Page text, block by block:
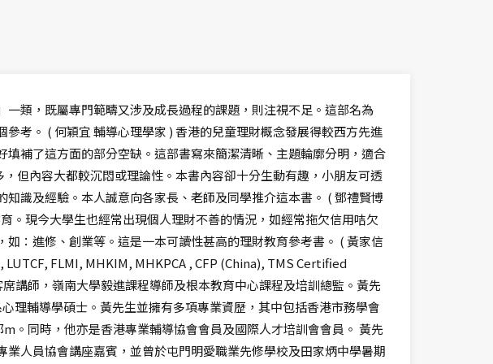
類，既屬專門範疇又涉及成長過程的課題，則注視不足。這部名為
考。 ( 何穎宜 輔導心理學家 ) 香港的兒童理財概念發展得較西方先進
補了這方面的部分空缺。這部書寫來簡潔清晰、主題輪廓分明，適合
但內容大都較沉悶或理論性。本書內容卻十分生動有趣，小朋友可透
識及經驗。本人誠意向各家長、老師及同學推介這本書。 ( 鄧禮賢博
。現今大學生也經常出現個人理財不善的情況，如經常拖欠信用咭欠
：進修、創業等。這是一本可讀性甚高的理財教育參考書。 ( 黃家信
FLMI, MHKIM, MHKPCA , CFP (China), TMS Certified
講師，嶺南大學毅進課程導師及根本教育中心課程及培訓總監。黃先
理輔導學碩士。黃先生並擁有多項專業資歷，其中包括香港市務學會
同時，他亦是香港專業輔導協會會員及國際人才培訓會會員。 黃先
人員協會講座嘉賓，並曾於屯門明愛職業先修學校及田家炳中學暑期